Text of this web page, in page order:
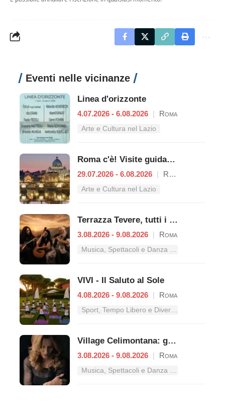
Eventi nelle vicinanze
Linea d'orizzonte
4.07.2026 - 6.08.2026 | Roma
Arte e Cultura nel Lazio
Roma c'è! Visite guidate (anche per bambini) dal 29 luglio al 6 agosto 2026
29.07.2026 - 6.08.2026 | Roma
Arte e Cultura nel Lazio
Terrazza Tevere, tutti i concerti dal 3 al 9 agosto
3.08.2026 - 9.08.2026 | Roma
VIVI - Il Saluto al Sole
4.08.2026 - 9.08.2026 | Roma
Village Celimontana: gli appuntamenti dal 3 al 9 agosto
3.08.2026 - 9.08.2026 | Roma